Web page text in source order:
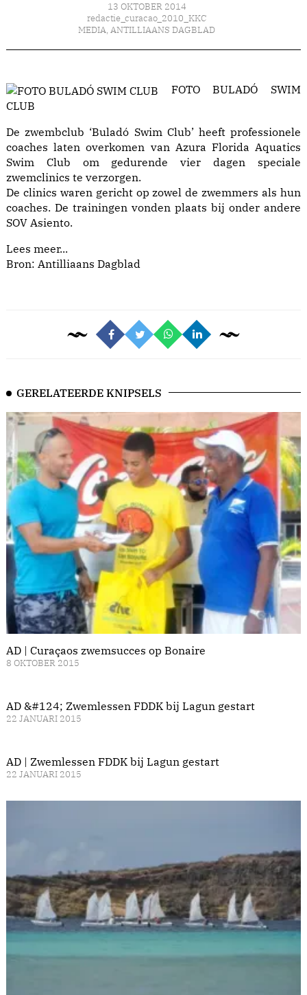
13 OKTOBER 2014
redactie_curacao_2010_KKC
MEDIA, ANTILLIAANS DAGBLAD
FOTO BULADÓ SWIM
CLUB
De zwembclub ‘Buladó Swim Club’ heeft professionele
coaches laten overkomen van Azura Florida Aquatics
Swim Club om gedurende vier dagen speciale
zwemclinics te verzorgen.
De clinics waren gericht op zowel de zwemmers als hun
coaches. De trainingen vonden plaats bij onder andere
SOV Asiento.
Lees meer...
Bron: Antilliaans Dagblad
GERELATEERDE KNIPSELS
AD | Curaçaos zwemsucces op Bonaire
8 OKTOBER 2015
AD &#124; Zwemlessen FDDK bij Lagun gestart
22 JANUARI 2015
AD | Zwemlessen FDDK bij Lagun gestart
22 JANUARI 2015